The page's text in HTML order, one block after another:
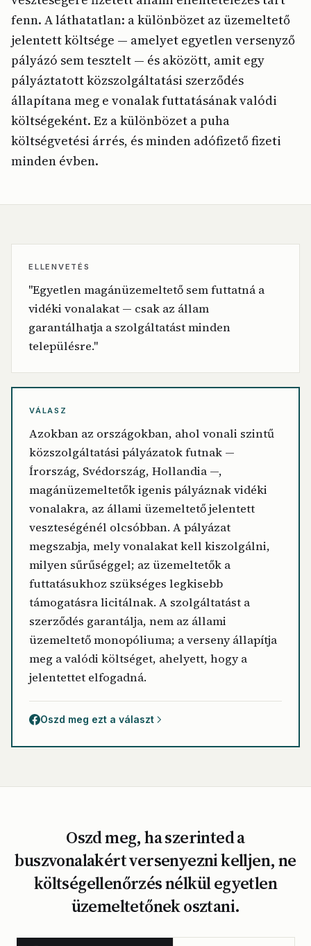
fenn. A láthatatlan: a különbözet az üzemeltető
jelentett költsége — amelyet egyetlen versenyző
pályázó sem tesztelt — és aközött, amit egy
pályáztatott közszolgáltatási szerződés
állapítana meg e vonalak futtatásának valódi
költségeként. Ez a különbözet a puha
költségvetési árrés, és minden adófizető fizeti
minden évben.
ELLENVETÉS
"Egyetlen magánüzemeltető sem futtatná a
vidéki vonalakat — csak az állam
garantálhatja a szolgáltatást minden
településre."
VÁLASZ
Azokban az országokban, ahol vonali szintű
közszolgáltatási pályázatok futnak —
Írország, Svédország, Hollandia —,
magánüzemeltetők igenis pályáznak vidéki
vonalakra, az állami üzemeltető jelentett
veszteségénél olcsóbban. A pályázat
megszabja, mely vonalakat kell kiszolgálni,
milyen sűrűséggel; az üzemeltetők a
futtatásukhoz szükséges legkisebb
támogatásra licitálnak. A szolgáltatást a
szerződés garantálja, nem az állami
üzemeltető monopóliuma; a verseny állapítja
meg a valódi költséget, ahelyett, hogy a
jelentettet elfogadná.
Oszd meg ezt a választ
Oszd meg, ha szerinted a
buszvonalakért versenyezni kelljen, ne
költségellenőrzés nélkül egyetlen
üzemeltetőnek osztani.